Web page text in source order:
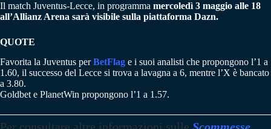
Il match Juventus-Lecce, in programma mercoledì 3 maggio alle 18
all’Allianz Arena sarà visibile sulla piattaforma Dazn.
QUOTE
Favorita la Juventus perBetFlag e i suoi analisti che propongono l’1 a
1.60, il successo del Lecce si trova a lavagna a 6, mentre l’X è bancato
a 3.80.
Goldbet e PlanetWin propongono l’1 a 1.57.